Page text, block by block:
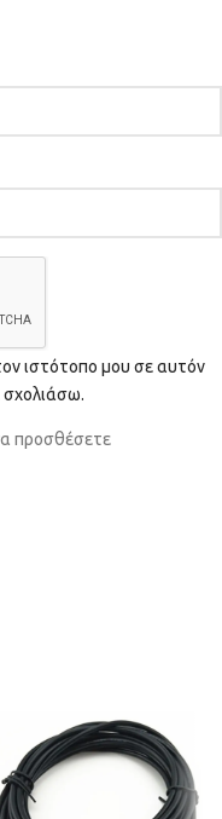
ιστότοπο μου σε αυτόν
σχολιάσω.
προσθέσετε